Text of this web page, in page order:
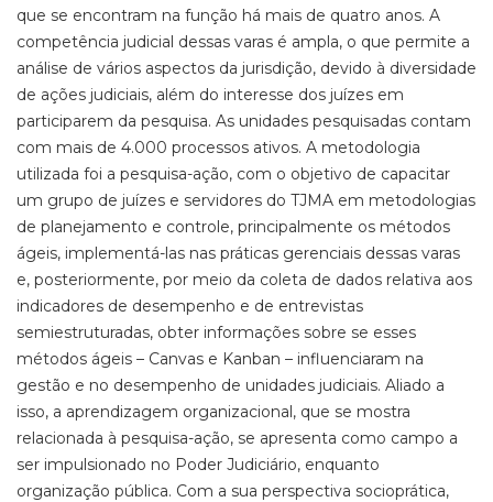
que se encontram na função há mais de quatro anos. A
competência judicial dessas varas é ampla, o que permite a
análise de vários aspectos da jurisdição, devido à diversidade
de ações judiciais, além do interesse dos juízes em
participarem da pesquisa. As unidades pesquisadas contam
com mais de 4.000 processos ativos. A metodologia
utilizada foi a pesquisa-ação, com o objetivo de capacitar
um grupo de juízes e servidores do TJMA em metodologias
de planejamento e controle, principalmente os métodos
ágeis, implementá-las nas práticas gerenciais dessas varas
e, posteriormente, por meio da coleta de dados relativa aos
indicadores de desempenho e de entrevistas
semiestruturadas, obter informações sobre se esses
métodos ágeis – Canvas e Kanban – influenciaram na
gestão e no desempenho de unidades judiciais. Aliado a
isso, a aprendizagem organizacional, que se mostra
relacionada à pesquisa-ação, se apresenta como campo a
ser impulsionado no Poder Judiciário, enquanto
organização pública. Com a sua perspectiva socioprática,